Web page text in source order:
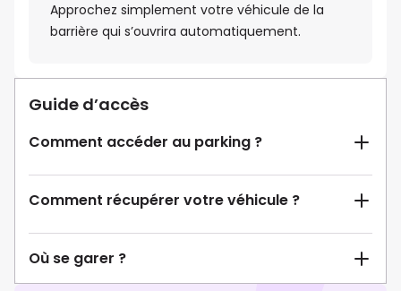
Approchez simplement votre véhicule de la
barrière qui s’ouvrira automatiquement.
Guide d’accès
Comment accéder au parking ?
Comment récupérer votre véhicule ?
Où se garer ?